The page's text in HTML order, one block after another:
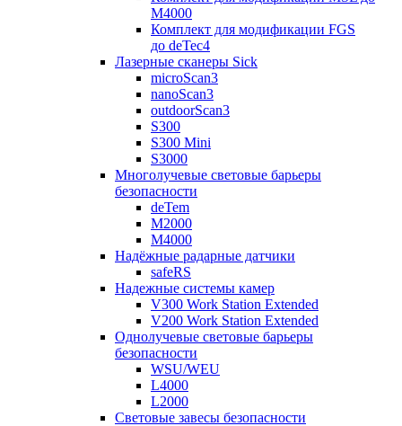
M4000
Комплект для модификации FGS
до deTec4
Лазерные сканеры Sick
microScan3
nanoScan3
outdoorScan3
S300
S300 Mini
S3000
Многолучевые световые барьеры
безопасности
deTem
M2000
M4000
Надёжные радарные датчики
safeRS
Надежные системы камер
V300 Work Station Extended
V200 Work Station Extended
Однолучевые световые барьеры
безопасности
WSU/WEU
L4000
L2000
Световые завесы безопасности